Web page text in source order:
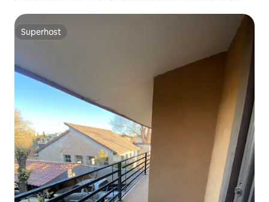
Superhost
Superhost